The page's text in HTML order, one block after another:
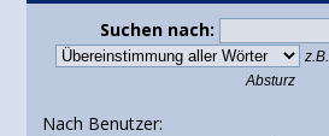
Suchen nach:
z.B.
Absturz
Nach Benutzer: